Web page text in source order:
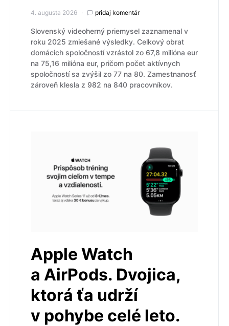
4. augusta 2026 pridaj komentár
Slovenský videoherný priemysel zaznamenal v
roku 2025 zmiešané výsledky. Celkový obrat
domácich spoločností vzrástol zo 67,8 milióna eur
na 75,16 milióna eur, pričom počet aktívnych
spoločností sa zvýšil zo 77 na 80. Zamestnanosť
zároveň klesla z 982 na 840 pracovníkov.
Apple Watch
a AirPods. Dvojica,
ktorá ťa udrží
v pohybe celé leto.